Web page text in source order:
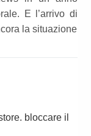
E l’arrivo di
la situazione